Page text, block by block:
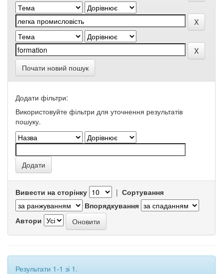
Почати новий пошук
Додати фільтри:
Використовуйте фільтри для уточнення результатів
пошуку.
Вивести на сторінку | Сортування
Впорядкування
Автори
Результати 1-1 зі 1.